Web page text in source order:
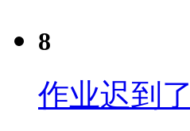
8
作业迟到